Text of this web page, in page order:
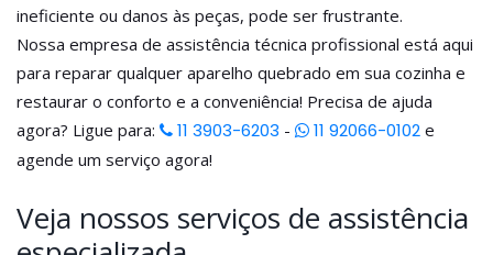
ineficiente ou danos às peças, pode ser frustrante.
Nossa empresa de assistência técnica profissional está aqui
para reparar qualquer aparelho quebrado em sua cozinha e
restaurar o conforto e a conveniência! Precisa de ajuda
agora? Ligue para:
11 3903-6203 - 11 92066-0102 e
agende um serviço agora!
Veja nossos serviços de assistência